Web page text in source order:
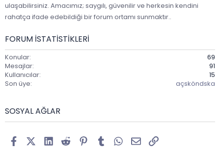
ulaşabilirsiniz. Amacımız; saygılı, güvenilir ve herkesin kendini
rahatça ifade edebildiği bir forum ortamı sunmaktır..
FORUM ISTATISTIKLERI
Konular
69
Mesajlar
91
Kullanıcılar
15
Son üye
açsköndska
SOSYAL AĞLAR
FacebookX (Twitter)
LinkedIn
Reddit Pinterest
Tumblr WhatsApp
E-posta
Link